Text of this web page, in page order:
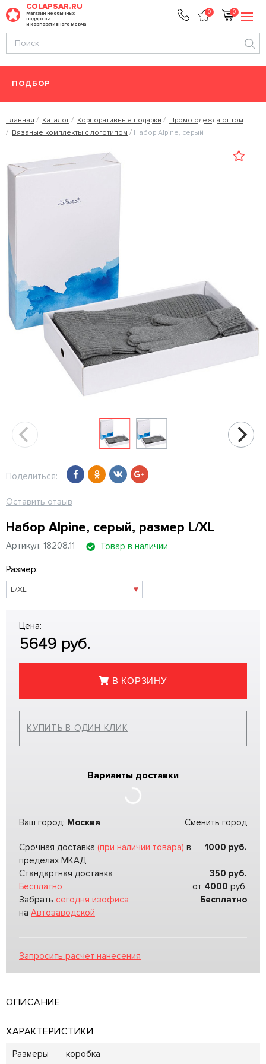
COLAPSAR.RU
Магазин необычных
подарков
и корпоративного мерча
0 0
ПОДБОР
Главная Каталог Корпоративные подарки
Промо одежда оптом
Вязаные комплекты с логотипом
Набор Alpine, серый
Поделиться:
Оставить отзыв
Набор Alpine, серый, размер L/XL
Артикул: 18208.11 Товар в наличии
Размер:
Цена:
5649 руб.
В КОРЗИНУ
КУПИТЬ В ОДИН КЛИК
Варианты доставки
Ваш город: Москва Сменить город
Срочная доставка (при наличии товара) в
пределах МКАД
1000 руб.
Стандартная доставка 350 руб.
Бесплатно
от 4000 руб.
Забрать сегодня изофиса
на Автозаводской
Бесплатно
Запросить расчет нанесения
ОПИСАНИЕ
ХАРАКТЕРИСТИКИ
Размеры коробка